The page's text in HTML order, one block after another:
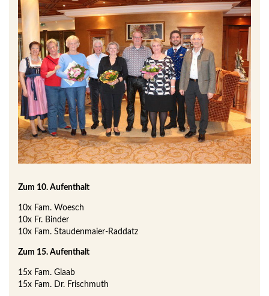
Zum 10. Aufenthalt
10x Fam. Woesch
10x Fr. Binder
10x Fam. Staudenmaier-Raddatz
Zum 15. Aufenthalt
15x Fam. Glaab
15x Fam. Dr. Frischmuth